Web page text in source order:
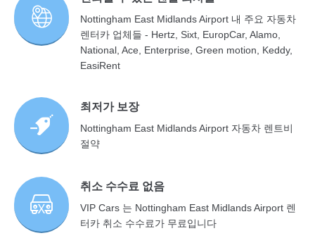
Nottingham East Midlands Airport 내 주요 자동차
렌터카 업체들 - Hertz, Sixt, EuropCar, Alamo,
National, Ace, Enterprise, Green motion, Keddy,
EasiRent
최저가 보장
Nottingham East Midlands Airport 자동차 렌트비
절약
취소 수수료 없음
VIP Cars 는 Nottingham East Midlands Airport 렌
터카 취소 수수료가 무료입니다